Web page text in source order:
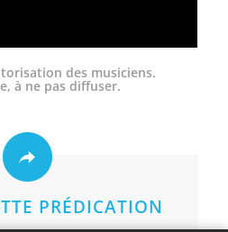
des musiciens.
à ne pas diffuser.
PRÉDICATION